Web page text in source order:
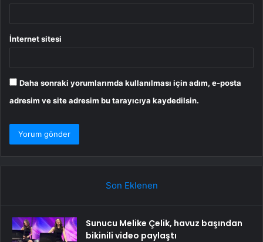
İnternet sitesi
Daha sonraki yorumlarımda kullanılması için adım, e-posta
adresim ve site adresim bu tarayıcıya kaydedilsin.
Son Eklenen
Sunucu Melike Çelik, havuz başından
bikinili video paylaştı